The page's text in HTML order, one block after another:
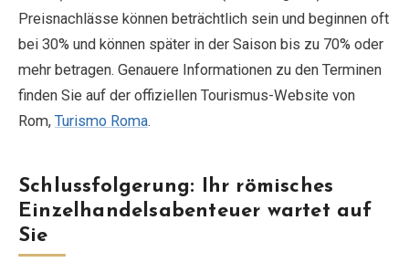
Preisnachlässe können beträchtlich sein und beginnen oft
bei 30% und können später in der Saison bis zu 70% oder
mehr betragen. Genauere Informationen zu den Terminen
finden Sie auf der offiziellen Tourismus-Website von
Rom, Turismo Roma.
Schlussfolgerung: Ihr römisches
Einzelhandelsabenteuer wartet auf
Sie